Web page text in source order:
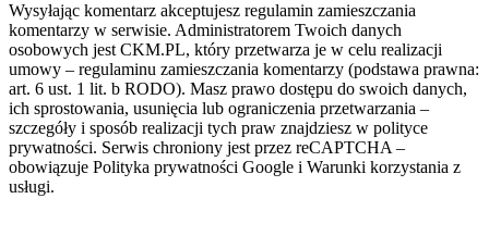
Wysyłając komentarz akceptujesz regulamin zamieszczania
komentarzy w serwisie. Administratorem Twoich danych
osobowych jest CKM.PL, który przetwarza je w celu realizacji
umowy – regulaminu zamieszczania komentarzy (podstawa prawna:
art. 6 ust. 1 lit. b RODO). Masz prawo dostępu do swoich danych,
ich sprostowania, usunięcia lub ograniczenia przetwarzania –
szczegóły i sposób realizacji tych praw znajdziesz w polityce
prywatności. Serwis chroniony jest przez reCAPTCHA –
obowiązuje Polityka prywatności Google i Warunki korzystania z
usługi.